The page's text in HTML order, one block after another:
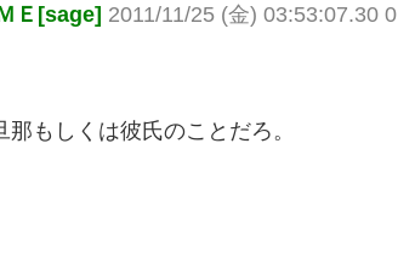
Ｅ[sage] 2011/11/25 (金) 03:53:07.30 0
もしくは彼氏のことだろ。